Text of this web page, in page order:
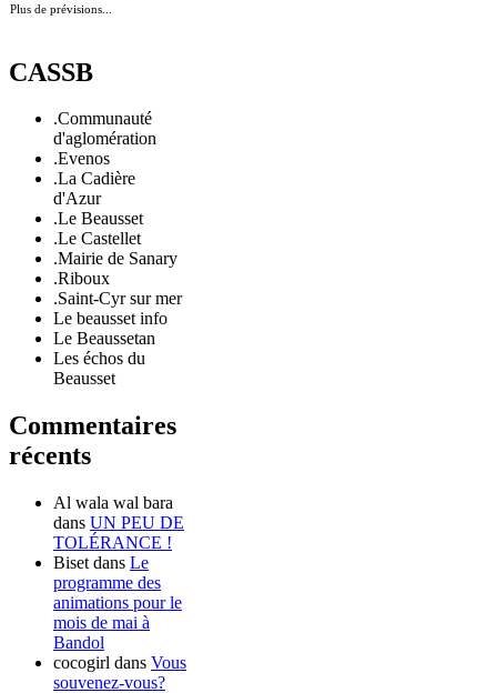
Plus de prévisions...
CASSB
.Communauté
d'aglomération
.Evenos
.La Cadière
d'Azur
.Le Beausset
.Le Castellet
.Mairie de Sanary
.Riboux
.Saint-Cyr sur mer
Le beausset info
Le Beaussetan
Les échos du
Beausset
Commentaires
récents
Al wala wal bara
dans UN PEU DE
TOLÉRANCE !
Biset dans Le
programme des
animations pour le
mois de mai à
Bandol
cocogirl dans Vous
souvenez-vous?